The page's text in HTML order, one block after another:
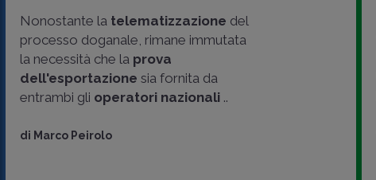
Nonostante la telematizzazione del
processo doganale, rimane immutata
la necessità che la prova
dell'esportazione sia fornita da
entrambi gli operatori nazionali ..
di Marco Peirolo